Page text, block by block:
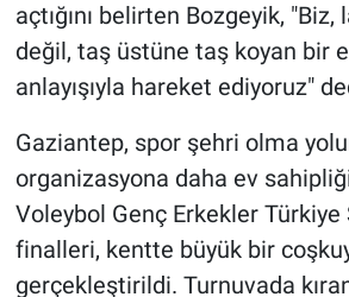
açtığını belirten Bozgeyik,
değil, taş üstüne taş koyan bir
anlayışıyla hareket ediyoruz"
Gaziantep, spor şehri olma
organizasyona daha ev
Voleybol Genç Erkekler Türkiye
finalleri, kentte büyük bir
gerçekleştirildi. Turnuvada